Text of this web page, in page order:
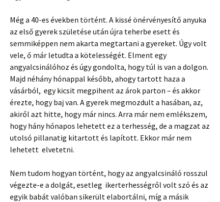
Még a 40-es években történt. A kissé önérvényesítő anyuka
az első gyerek születése után újra teherbe esett és
semmiképpen nem akarta megtartani a gyereket. Úgy volt
vele, ő már letudta a kötelességét. Elment egy
angyalcsinálóhoz és úgy gondolta, hogy túl is van a dolgon.
Majd néhány hónappal később, ahogy tartott haza a
vásárból, egy kicsit megpihent az árok parton – és akkor
érezte, hogy baj van. A gyerek megmozdult a hasában, az,
akiről azt hitte, hogy már nincs. Arra már nem emlékszem,
hogy hány hónapos lehetett ez a terhesség, de a magzat az
utolsó pillanatig kitartott és lapított. Ekkor már nem
lehetett elvetetni.
Nem tudom hogyan történt, hogy az angyalcsináló rosszul
végezte-e a dolgát, esetleg ikerterhességről volt szó és az
egyik babát valóban sikerült elabortálni, míg a másik